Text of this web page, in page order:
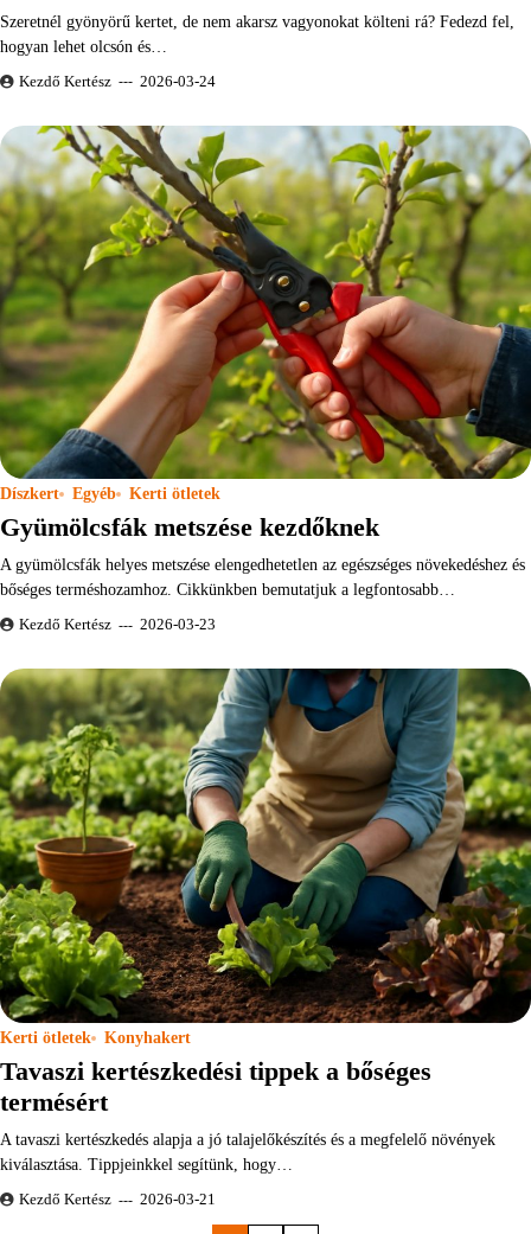
Szeretnél gyönyörű kertet, de nem akarsz vagyonokat költeni rá? Fedezd fel,
hogyan lehet olcsón és…
Kezdő Kertész 2026-03-24
Díszkert Egyéb Kerti ötletek
Gyümölcsfák metszése kezdőknek
A gyümölcsfák helyes metszése elengedhetetlen az egészséges növekedéshez és
bőséges terméshozamhoz. Cikkünkben bemutatjuk a legfontosabb…
Kezdő Kertész 2026-03-23
Kerti ötletek Konyhakert
Tavaszi kertészkedési tippek a bőséges
termésért
A tavaszi kertészkedés alapja a jó talajelőkészítés és a megfelelő növények
kiválasztása. Tippjeinkkel segítünk, hogy…
Kezdő Kertész 2026-03-21